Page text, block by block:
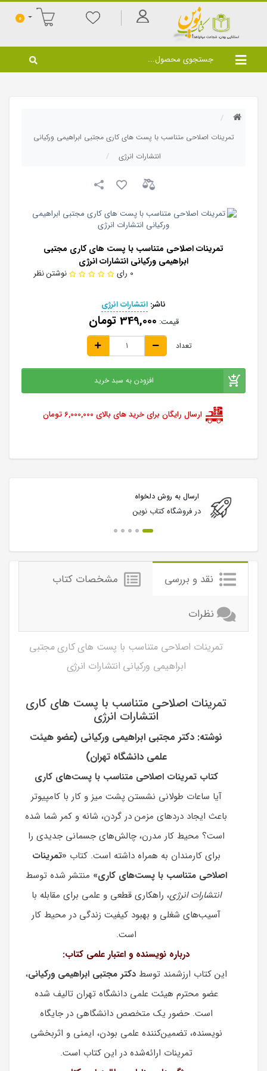
0
تمرینات اصلاحی متناسب با پست های کاری مجتبی ابراهیمی ورکیانی
انتشارات انرژی
تمرینات اصلاحی متناسب با پست های کاری مجتبی
ابراهیمی ورکیانی انتشارات انرژی
0 رای نوشتن نظر
ناشر: انتشارات انرژی
قیمت: 349,000 تومان
تعداد
افزودن به سبد خرید
ارسال رایگان برای خرید های بالای 6,000,000 تومان
ارسال به روش دلخواه
در فروشگاه کتاب نوین
نقد و بررسی مشخصات کتاب
نظرات
تمرینات اصلاحی متناسب با پست های کاری مجتبی
ابراهیمی ورکیانی انتشارات انرژی
تمرینات اصلاحی متناسب با پست های کاری
انتشارات انرژی
نوشته: دکتر مجتبی ابراهیمی ورکیانی (عضو هیئت
علمی دانشگاه تهران)
کتاب تمرینات اصلاحی متناسب با پست‌های کاری
آیا ساعات طولانی نشستن پشت میز و کار با کامپیوتر
باعث ایجاد دردهای مزمن در گردن، شانه و کمر شما شده
است؟ محیط کار مدرن، چالش‌های جسمانی جدیدی را
برای کارمندان به همراه داشته است. کتاب «تمرینات
اصلاحی متناسب با پست‌های کاری» منتشر شده توسط
انتشارات انرژی، راهکاری قطعی و علمی برای مقابله با
آسیب‌های شغلی و بهبود کیفیت زندگی در محیط کار
است.
درباره نویسنده و اعتبار علمی کتاب:
این کتاب ارزشمند توسطدکتر مجتبی ابراهیمی ورکیانی،
عضو محترم هیئت علمی دانشگاه تهران تالیف شده
است. حضور یک متخصص دانشگاهی در جایگاه
نویسنده، تضمین‌کننده علمی بودن، ایمنی و اثربخشی
تمرینات ارائه‌شده در این کتاب است.